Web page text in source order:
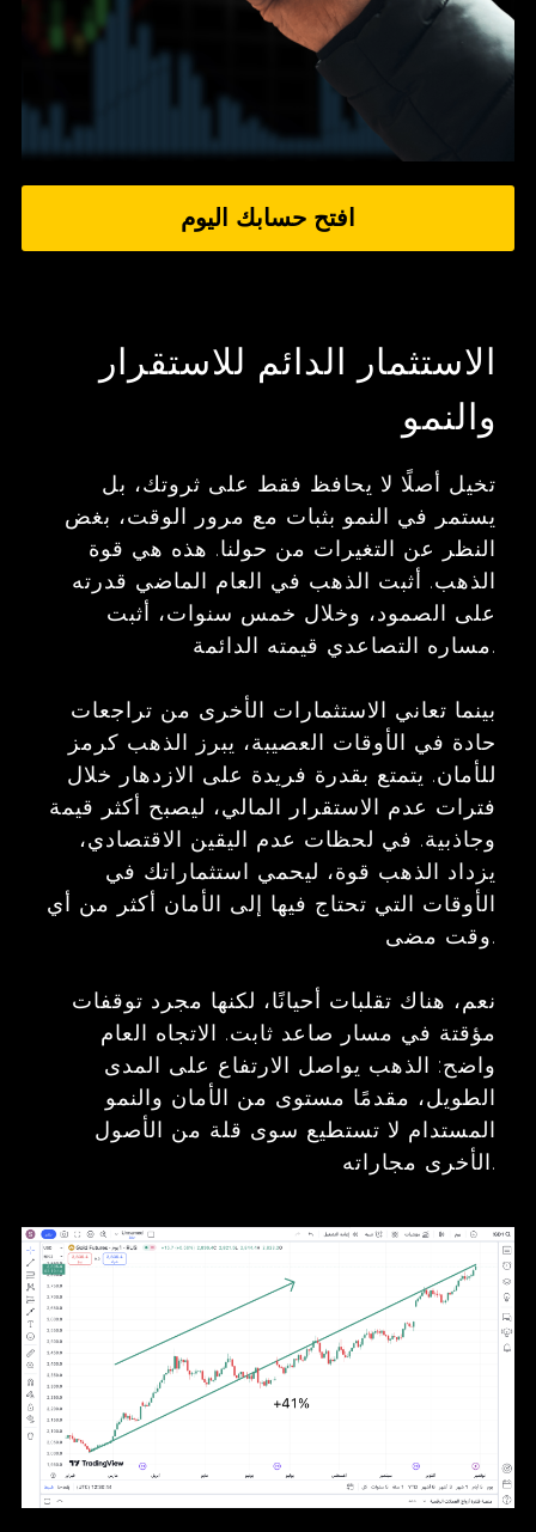
افتح حسابك اليوم
الاستثمار الدائم للاستقرار
والنمو
تخيل أصلًا لا يحافظ فقط على ثروتك، بل
يستمر في النمو بثبات مع مرور الوقت، بغض
النظر عن التغيرات من حولنا. هذه هي قوة
الذهب. أثبت الذهب في العام الماضي قدرته
على الصمود، وخلال خمس سنوات، أثبت
مساره التصاعدي قيمته الدائمة.
بينما تعاني الاستثمارات الأخرى من تراجعات
حادة في الأوقات العصيبة، يبرز الذهب كرمز
للأمان. يتمتع بقدرة فريدة على الازدهار خلال
فترات عدم الاستقرار المالي، ليصبح أكثر قيمة
وجاذبية. في لحظات عدم اليقين الاقتصادي،
يزداد الذهب قوة، ليحمي استثماراتك في
الأوقات التي تحتاج فيها إلى الأمان أكثر من أي
وقت مضى.
نعم، هناك تقلبات أحيانًا، لكنها مجرد توقفات
مؤقتة في مسار صاعد ثابت. الاتجاه العام
واضح: الذهب يواصل الارتفاع على المدى
الطويل، مقدمًا مستوى من الأمان والنمو
المستدام لا تستطيع سوى قلة من الأصول
الأخرى مجاراته.